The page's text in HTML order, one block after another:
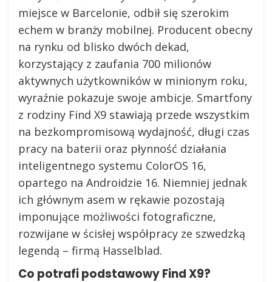
miejsce w Barcelonie, odbił się szerokim
echem w branży mobilnej. Producent obecny
na rynku od blisko dwóch dekad,
korzystający z zaufania 700 milionów
aktywnych użytkowników w minionym roku,
wyraźnie pokazuje swoje ambicje. Smartfony
z rodziny Find X9 stawiają przede wszystkim
na bezkompromisową wydajność, długi czas
pracy na baterii oraz płynność działania
inteligentnego systemu ColorOS 16,
opartego na Androidzie 16. Niemniej jednak
ich głównym asem w rękawie pozostają
imponujące możliwości fotograficzne,
rozwijane w ścisłej współpracy ze szwedzką
legendą – firmą Hasselblad.
Co potrafi podstawowy Find X9?